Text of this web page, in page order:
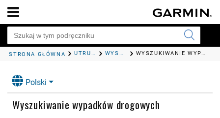
STRONA GŁÓWNA UTRUDNIENIA DROGOWE WYŚWIETLANIE UTRUDNIEŃ DROGOWYCH NA MAPIE WYSZUKIWANIE WYPADKÓW DROGOWYCH
Polski
Wyszukiwanie wypadków drogowych